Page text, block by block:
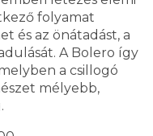
folyamat
és az önátadást, a
A Bolero így
a csillogó
mélyebb,